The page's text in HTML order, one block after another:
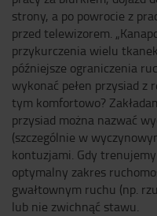
strony, a po powrocie z
przed telewizorem.
przykurczenia wielu
późniejsze ograniczenia
wykonać pełen przysiad z
tym komfortowo?
przysiad można nazwać
(szczególnie w
kontuzjami. Gdy
optymalny zakres
gwałtownym ruchu (np.
lub nie zwichnąć stawu.